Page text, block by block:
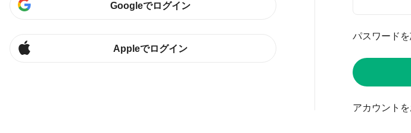
Googleでログイン
Appleでログイン
パスワード
アカウント